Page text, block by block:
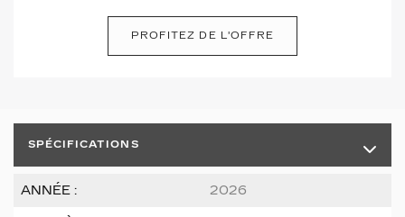
SPÉCIFICATIONS
ANNÉE : 2026
PROFITEZ DE L'OFFRE